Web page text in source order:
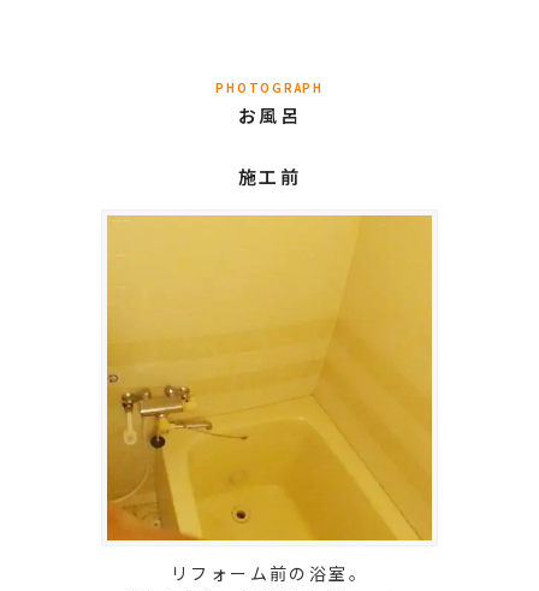
PHOTOGRAPH
お風呂
施工前
リフォーム前の浴室。